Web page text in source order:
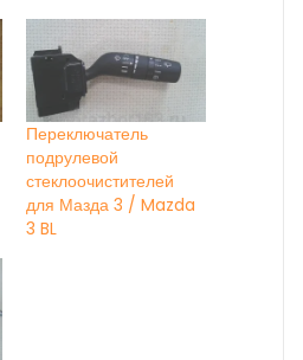
Переключатель
подрулевой
стеклоочистителей
для Мазда 3 / Mazda
3 BL